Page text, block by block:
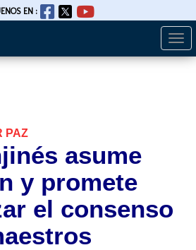
EN :
PAZ
asume
y promete
el consenso